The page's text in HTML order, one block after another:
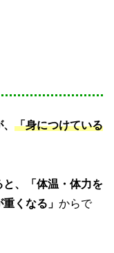
「身につけている
、「体温・体力を
くなる」 からで